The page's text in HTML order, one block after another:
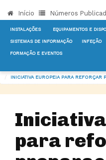
Início Números
INSTALAÇÕES EQUIPAMENTOS E
SISTEMAS DE INFORMAÇÃO INFEÇÃO
FORMAÇÃO E EVENTOS
INICIATIVA EUROPEIA PARA REFORÇAR
para